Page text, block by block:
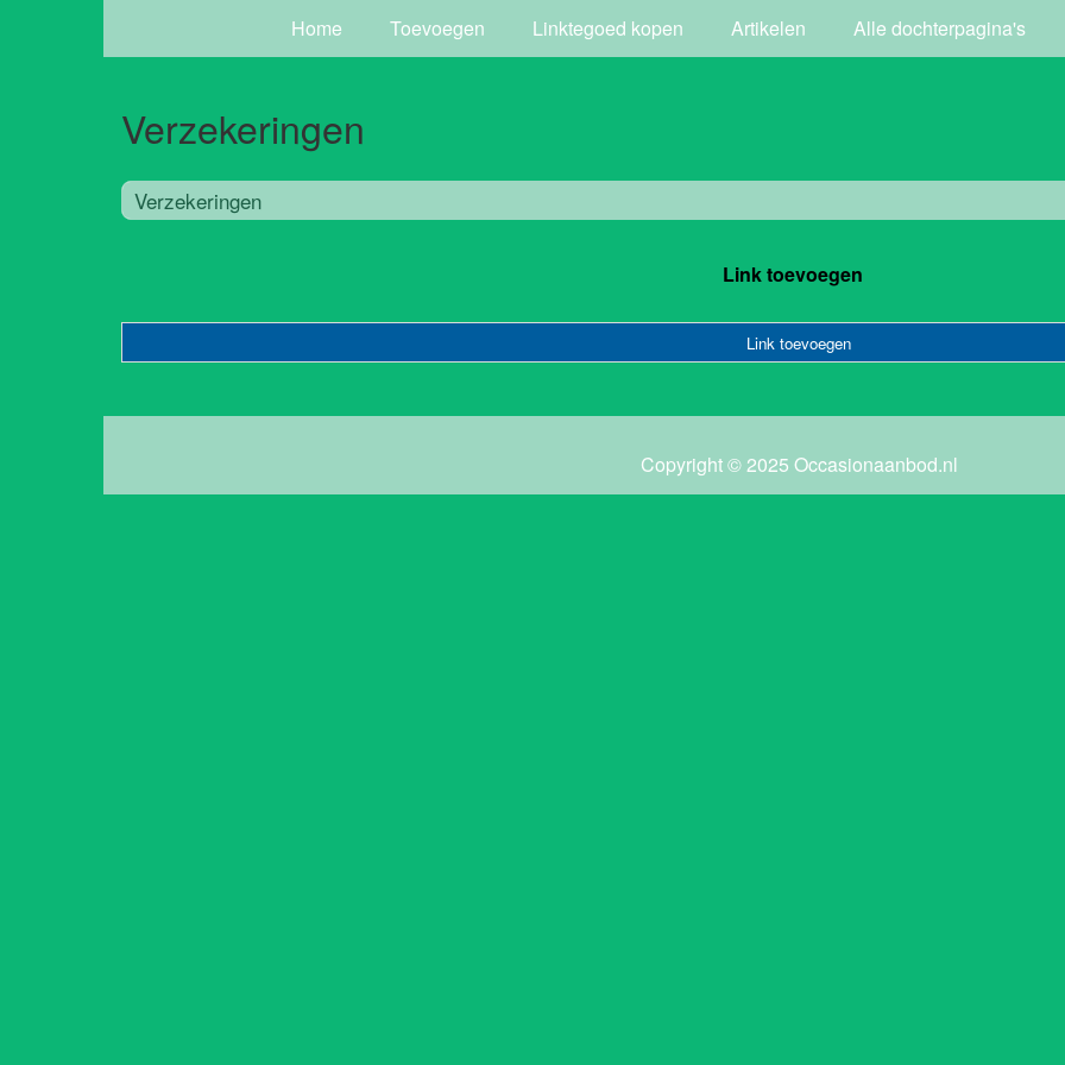
Home Toevoegen Linktegoed kopen Artikelen Alle dochterpagina's
Verzekeringen
Verzekeringen
Link toevoegen
Link toevoegen
Copyright © 2025 Occasionaanbod.nl